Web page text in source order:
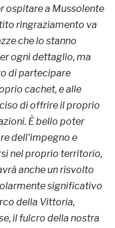
ospitare a Mussolente
ringraziamento va
che lo stanno
ogni dettaglio, ma
di partecipare
cachet, e alle
di offrire il proprio
È bello poter
dell’impegno e
nel proprio territorio,
anche un risvolto
significativo
della Vittoria,
il fulcro della nostra